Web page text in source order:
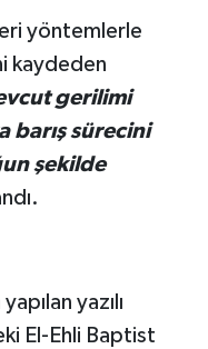
yöntemlerle
kaydeden
gerilimi
barış sürecini
şekilde
yazılı
El-Ehli Baptist